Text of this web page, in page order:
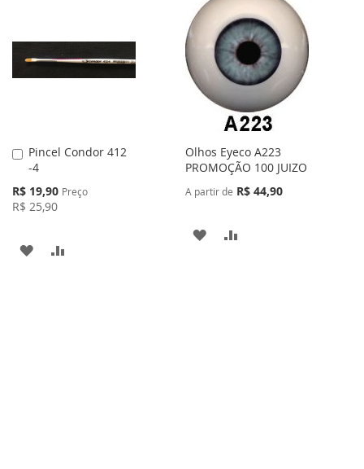
DESEJOS
LISTA
DE
DESEJOS
COMPARAR
Pincel Condor 412
-4
Preço
Especial
R$ 19,90 Preço
R$ 25,90
Adicionar
ao
Carrinho
ADICIONAR
Olhos Eyeco A223
PROMOÇÃO 100 JUIZO
A partir de R$ 44,90
ADICIONAR